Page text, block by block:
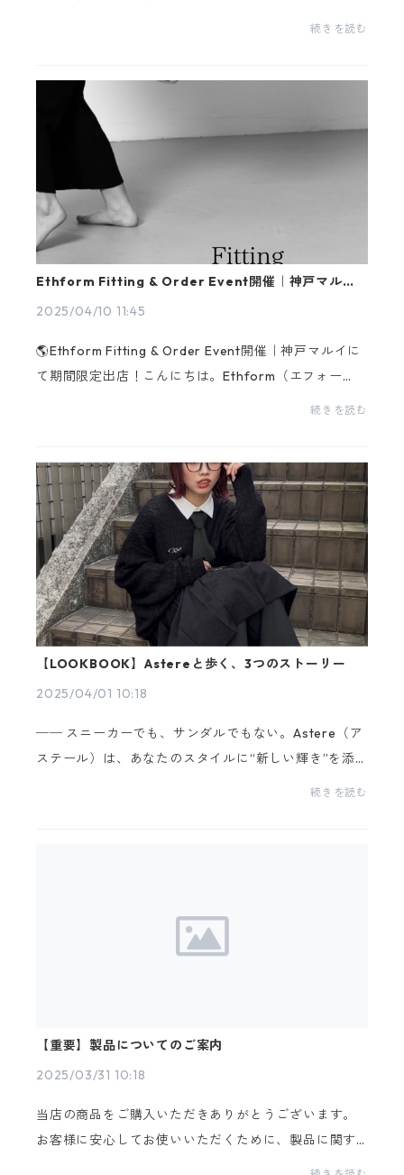
専用カスタムパーツ「Clear belt」 が新登場！透明と
続きを読む
Ethform Fitting & Order Event開催｜神戸マルイ
2025/04/10 11:45
🌎Ethform Fitting & Order Event開催｜神戸マルイに
て期間限定出店！こんにちは。Ethform（エフォー
ム）です。このたび、私たちEthformは4月23日(水)〜
続きを読む
【LOOKBOOK】Astereと歩く、3つのストーリー
2025/04/01 10:18
── スニーカーでも、サンダルでもない。Astere（ア
ステール）は、あなたのスタイルに“新しい輝き”を添
えるシューズです。カジュアルにもモードにも、フェ
続きを読む
【重要】製品についてのご案内
2025/03/31 10:18
当店の商品をご購入いただきありがとうございます。
お客様に安心してお使いいただくために、製品に関す
る大切な注意事項 をご案内いたします。以下の内容を